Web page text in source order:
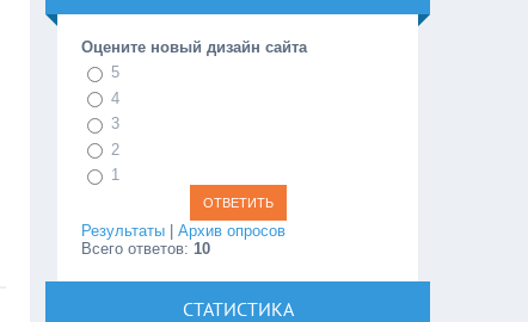
Оцените новый дизайн сайта
5
4
3
2
1
Результаты |Архив опросов
Всего ответов: 10
СТАТИСТИКА